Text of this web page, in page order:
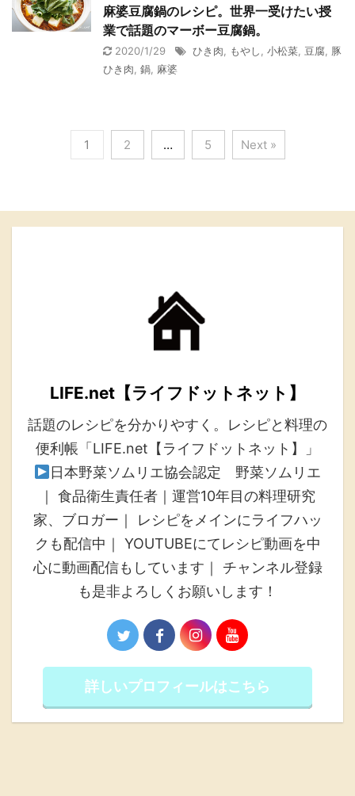
麻婆豆腐鍋のレシピ。世界一受けたい授
業で話題のマーボー豆腐鍋。
2020/1/29 ひき肉 もやし 小松菜 豆腐 豚
ひき肉 鍋 麻婆
1 2 … 5 Next »
LIFE.net【ライフドットネット】
話題のレシピを分かりやすく。レシピと料理の
便利帳「LIFE.net【ライフドットネット】」
日本野菜ソムリエ協会認定 野菜ソムリエ
｜ 食品衛生責任者｜運営10年目の料理研究
家、ブロガー｜ レシピをメインにライフハッ
クも配信中｜ YOUTUBEにてレシピ動画を中
心に動画配信もしています｜ チャンネル登録
も是非よろしくお願いします！
詳しいプロフィールはこちら